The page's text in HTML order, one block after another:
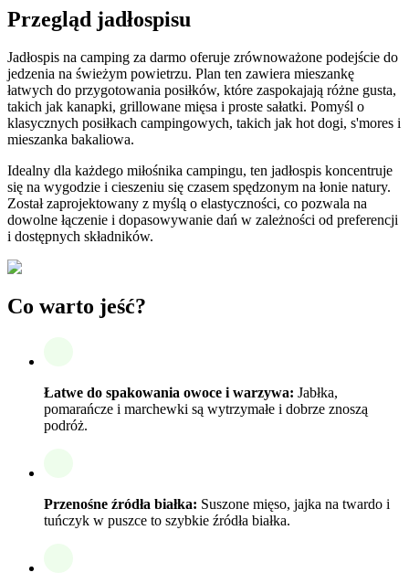
Przegląd jadłospisu
Jadłospis na camping za darmo oferuje zrównoważone podejście do
jedzenia na świeżym powietrzu. Plan ten zawiera mieszankę
łatwych do przygotowania posiłków, które zaspokajają różne gusta,
takich jak kanapki, grillowane mięsa i proste sałatki. Pomyśl o
klasycznych posiłkach campingowych, takich jak hot dogi, s'mores i
mieszanka bakaliowa.
Idealny dla każdego miłośnika campingu, ten jadłospis koncentruje
się na wygodzie i cieszeniu się czasem spędzonym na łonie natury.
Został zaprojektowany z myślą o elastyczności, co pozwala na
dowolne łączenie i dopasowywanie dań w zależności od preferencji
i dostępnych składników.
Co warto jeść?
Łatwe do spakowania owoce i warzywa: Jabłka,
pomarańcze i marchewki są wytrzymałe i dobrze znoszą
podróż.
Przenośne źródła białka: Suszone mięso, jajka na twardo i
tuńczyk w puszce to szybkie źródła białka.